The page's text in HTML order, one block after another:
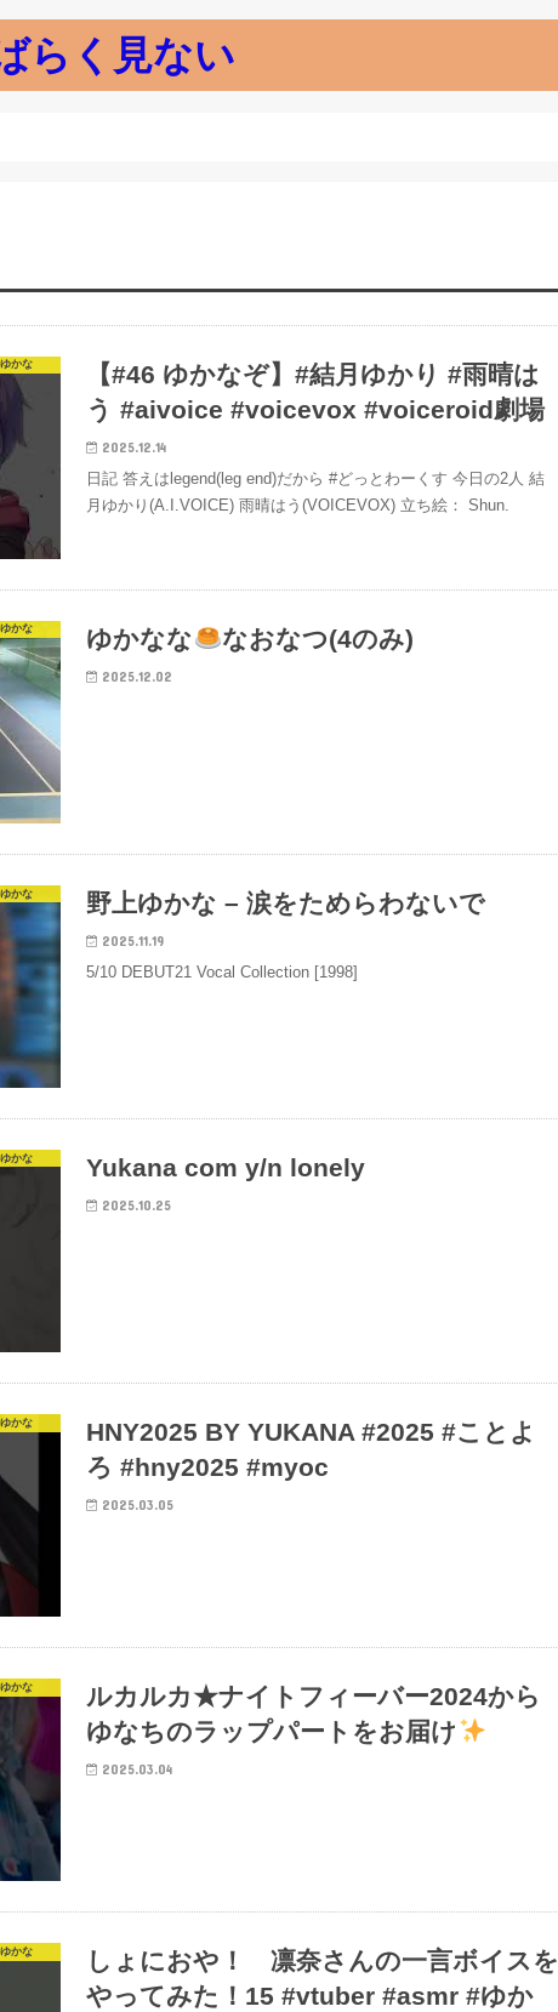
らく見ない
ゆかな
【#46 ゆかなぞ】#結月ゆかり #雨晴は
う #aivoice #voicevox #voiceroid劇場
2025.12.14
日記 答えはlegend(leg end)だから #どっとわーくす 今日の2人 結
月ゆかり(A.I.VOICE) 雨晴はう(VOICEVOX) 立ち絵： Shun.
ゆかな ゆかなな なおなつ(4のみ)
2025.12.02
ゆかな 野上ゆかな – 涙をためらわないで
2025.11.19
5/10 DEBUT21 Vocal Collection [1998]
ゆかな Yukana com y/n lonely
2025.10.25
ゆかな
HNY2025 BY YUKANA #2025 #ことよ
ろ #hny2025 #myoc
2025.03.05
ゆかな
ルカルカ★ナイトフィーバー2024から
ゆなちのラップパートをお届け
2025.03.04
ゆかな
しょにおや！ 凛奈さんの一言ボイスを
やってみた！15 #vtuber #asmr #ゆか